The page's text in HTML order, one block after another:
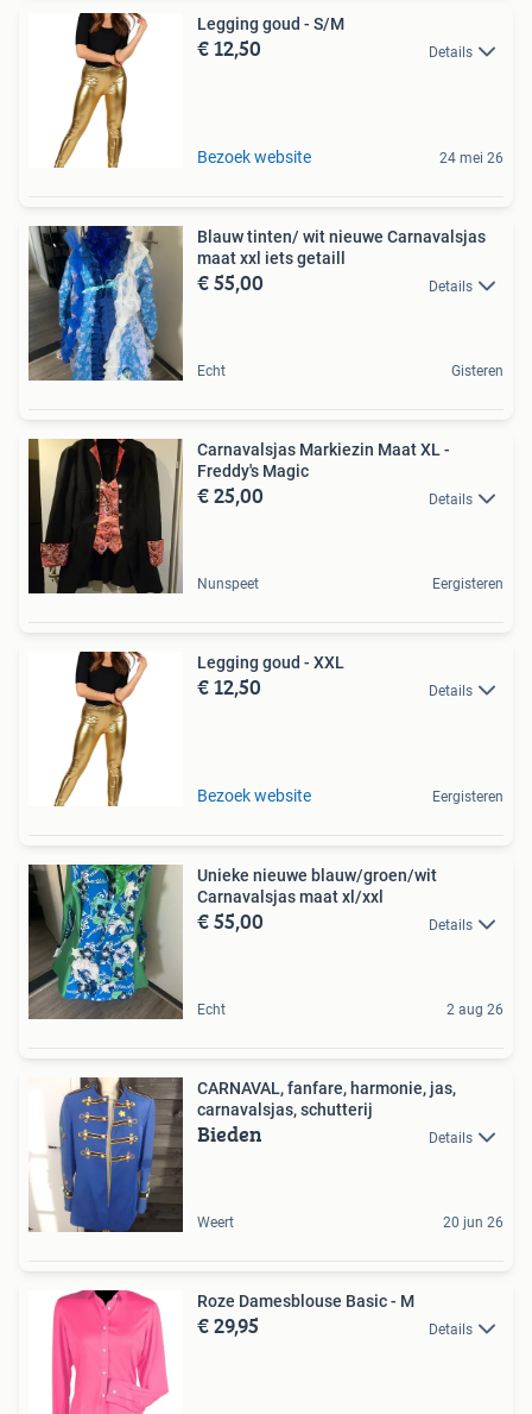
Legging goud - S/M
€ 12,50 Details
Bezoek website 24 mei 26
Blauw tinten/ wit nieuwe Carnavalsjas
maat xxl iets getaill
€ 55,00 Details
Echt Gisteren
Carnavalsjas Markiezin Maat XL -
Freddy's Magic
€ 25,00 Details
Nunspeet Eergisteren
Legging goud - XXL
€ 12,50 Details
Bezoek website Eergisteren
Unieke nieuwe blauw/groen/wit
Carnavalsjas maat xl/xxl
€ 55,00 Details
Echt 2 aug 26
CARNAVAL, fanfare, harmonie, jas,
carnavalsjas, schutterij
Bieden Details
Weert 20 jun 26
Roze Damesblouse Basic - M
€ 29,95 Details